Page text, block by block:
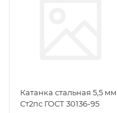
Катанка стальная 5,5 мм
Ст2пс ГОСТ 30136-95